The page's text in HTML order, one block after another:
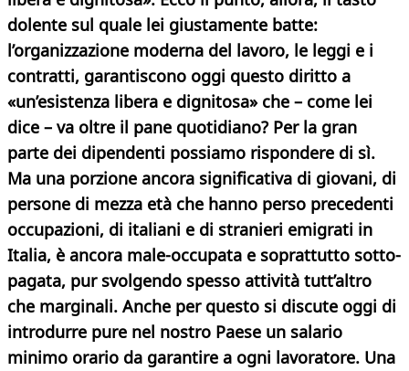
dolente sul quale lei giustamente batte:
l’organizzazione moderna del lavoro, le leggi e i
contratti, garantiscono oggi questo diritto a
«un’esistenza libera e dignitosa» che – come lei
dice – va oltre il pane quotidiano? Per la gran
parte dei dipendenti possiamo rispondere di sì.
Ma una porzione ancora significativa di giovani, di
persone di mezza età che hanno perso precedenti
occupazioni, di italiani e di stranieri emigrati in
Italia, è ancora male-occupata e soprattutto sotto-
pagata, pur svolgendo spesso attività tutt’altro
che marginali. Anche per questo si discute oggi di
introdurre pure nel nostro Paese un salario
minimo orario da garantire a ogni lavoratore. Una